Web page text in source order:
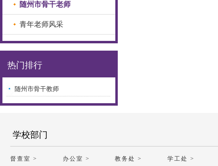
随州市骨干老师
青年老师风采
热门排行
随州市骨干教师
学校部门
督查室 > 办公室 > 教务处 >
学工处 >